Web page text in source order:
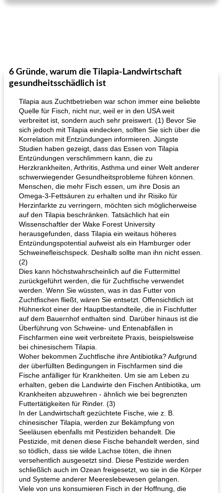
6 Gründe, warum die Tilapia-Landwirtschaft
gesundheitsschädlich ist
Tilapia aus Zuchtbetrieben war schon immer eine beliebte
Quelle für Fisch, nicht nur, weil er in den USA weit
verbreitet ist, sondern auch sehr preiswert. (1) Bevor Sie
sich jedoch mit Tilapia eindecken, sollten Sie sich über die
Korrelation mit Entzündungen informieren. Jüngste
Studien haben gezeigt, dass das Essen von Tilapia
Entzündungen verschlimmern kann, die zu
Herzkrankheiten, Arthritis, Asthma und einer Welt anderer
schwerwiegender Gesundheitsprobleme führen können.
Menschen, die mehr Fisch essen, um ihre Dosis an
Omega-3-Fettsäuren zu erhalten und ihr Risiko für
Herzinfarkte zu verringern, möchten sich möglicherweise
auf den Tilapia beschränken. Tatsächlich hat ein
Wissenschaftler der Wake Forest University
herausgefunden, dass Tilapia ein weitaus höheres
Entzündungspotential aufweist als ein Hamburger oder
Schweinefleischspeck. Deshalb sollte man ihn nicht essen.
(2)
Dies kann höchstwahrscheinlich auf die Futtermittel
zurückgeführt werden, die für Zuchtfische verwendet
werden. Wenn Sie wüssten, was in das Futter von
Zuchtfischen fließt, wären Sie entsetzt. Offensichtlich ist
Hühnerkot einer der Hauptbestandteile, die in Fischfutter
auf dem Bauernhof enthalten sind. Darüber hinaus ist die
Überführung von Schweine- und Entenabfällen in
Fischfarmen eine weit verbreitete Praxis, beispielsweise
bei chinesischem Tilapia.
Woher bekommen Zuchtfische ihre Antibiotika? Aufgrund
der überfüllten Bedingungen in Fischfarmen sind die
Fische anfälliger für Krankheiten. Um sie am Leben zu
erhalten, geben die Landwirte den Fischen Antibiotika, um
Krankheiten abzuwehren - ähnlich wie bei begrenzten
Futtertätigkeiten für Rinder. (3)
In der Landwirtschaft gezüchtete Fische, wie z. B.
chinesischer Tilapia, werden zur Bekämpfung von
Seeläusen ebenfalls mit Pestiziden behandelt. Die
Pestizide, mit denen diese Fische behandelt werden, sind
so tödlich, dass sie wilde Lachse töten, die ihnen
versehentlich ausgesetzt sind. Diese Pestizide werden
schließlich auch im Ozean freigesetzt, wo sie in die Körper
und Systeme anderer Meereslebewesen gelangen.
Viele von uns konsumieren Fisch in der Hoffnung, die